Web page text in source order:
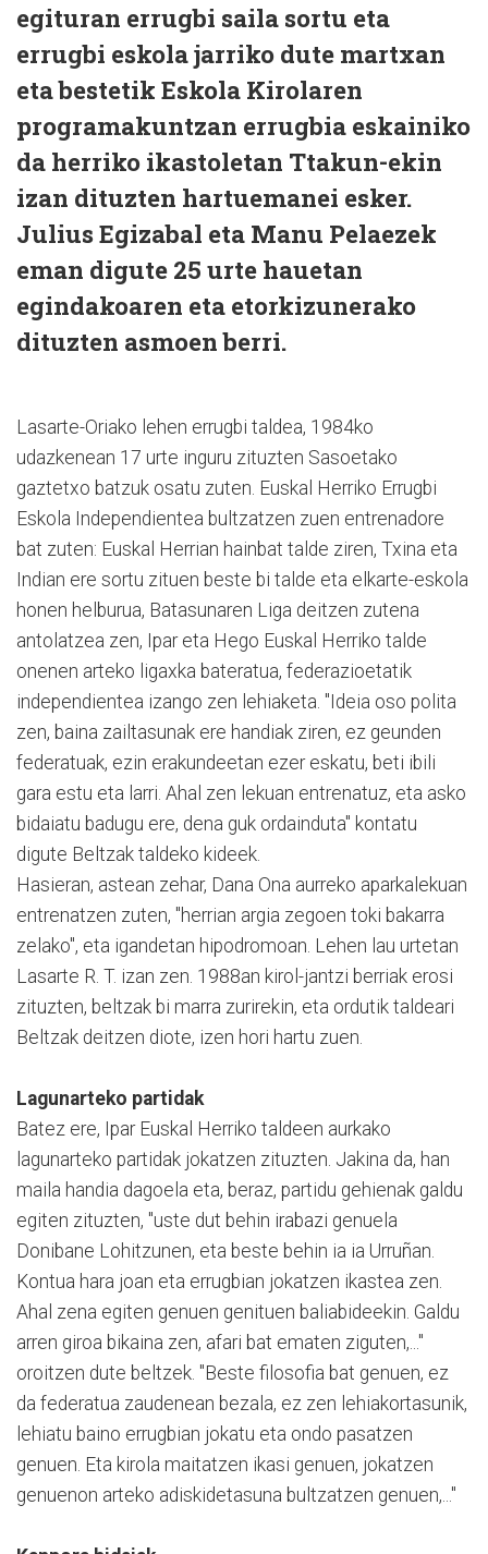
egituran errugbi saila sortu eta
errugbi eskola jarriko dute martxan
eta bestetik Eskola Kirolaren
programakuntzan errugbia eskainiko
da herriko ikastoletan Ttakun-ekin
izan dituzten hartuemanei esker.
Julius Egizabal eta Manu Pelaezek
eman digute 25 urte hauetan
egindakoaren eta etorkizunerako
dituzten asmoen berri.
Lasarte-Oriako lehen errugbi taldea, 1984ko
udazkenean 17 urte inguru zituzten Sasoetako
gaztetxo batzuk osatu zuten. Euskal Herriko Errugbi
Eskola Independientea bultzatzen zuen entrenadore
bat zuten: Euskal Herrian hainbat talde ziren, Txina eta
Indian ere sortu zituen beste bi talde eta elkarte-eskola
honen helburua, Batasunaren Liga deitzen zutena
antolatzea zen, Ipar eta Hego Euskal Herriko talde
onenen arteko ligaxka bateratua, federazioetatik
independientea izango zen lehiaketa. "Ideia oso polita
zen, baina zailtasunak ere handiak ziren, ez geunden
federatuak, ezin erakundeetan ezer eskatu, beti ibili
gara estu eta larri. Ahal zen lekuan entrenatuz, eta asko
bidaiatu badugu ere, dena guk ordainduta" kontatu
digute Beltzak taldeko kideek.
Hasieran, astean zehar, Dana Ona aurreko aparkalekuan
entrenatzen zuten, "herrian argia zegoen toki bakarra
zelako", eta igandetan hipodromoan. Lehen lau urtetan
Lasarte R. T. izan zen. 1988an kirol-jantzi berriak erosi
zituzten, beltzak bi marra zurirekin, eta ordutik taldeari
Beltzak deitzen diote, izen hori hartu zuen.
Lagunarteko partidak
Batez ere, Ipar Euskal Herriko taldeen aurkako
lagunarteko partidak jokatzen zituzten. Jakina da, han
maila handia dagoela eta, beraz, partidu gehienak galdu
egiten zituzten, "uste dut behin irabazi genuela
Donibane Lohitzunen, eta beste behin ia ia Urruñan.
Kontua hara joan eta errugbian jokatzen ikastea zen.
Ahal zena egiten genuen genituen baliabideekin. Galdu
arren giroa bikaina zen, afari bat ematen ziguten,..."
oroitzen dute beltzek. "Beste filosofia bat genuen, ez
da federatua zaudenean bezala, ez zen lehiakortasunik,
lehiatu baino errugbian jokatu eta ondo pasatzen
genuen. Eta kirola maitatzen ikasi genuen, jokatzen
genuenon arteko adiskidetasuna bultzatzen genuen,..."